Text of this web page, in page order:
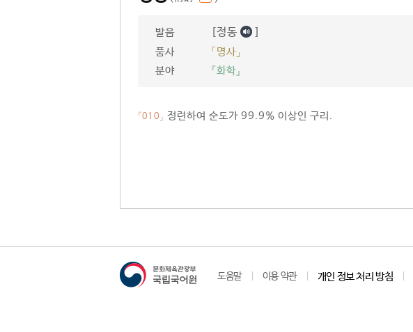
발음 [정동 ]
품사
「명사」
분야
『화학』
「010」 정련하여 순도가 99.9% 이상인 구리.
도움말 이용 약관 개인 정보 처리 방침